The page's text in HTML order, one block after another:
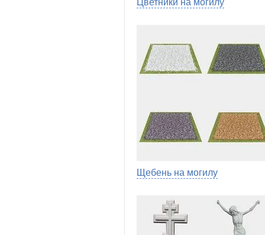
Цветники на могилу
Щебень на могилу